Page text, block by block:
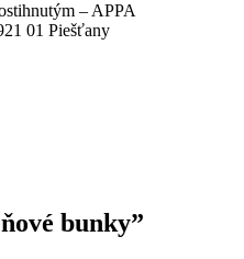
– APPA
01 Piešťany
bunky”